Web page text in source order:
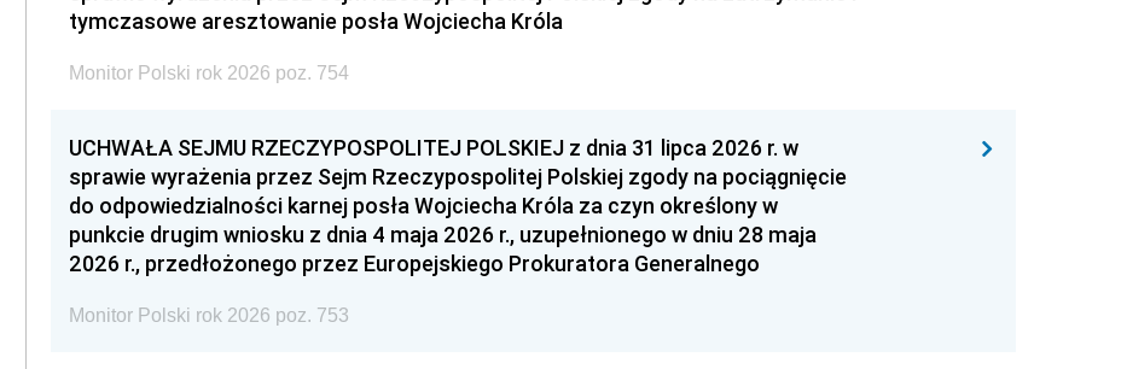
tymczasowe aresztowanie posła Wojciecha Króla
Monitor Polski rok 2026 poz. 754
UCHWAŁA SEJMU RZECZYPOSPOLITEJ POLSKIEJ z dnia 31 lipca 2026 r. w
sprawie wyrażenia przez Sejm Rzeczypospolitej Polskiej zgody na pociągnięcie
do odpowiedzialności karnej posła Wojciecha Króla za czyn określony w
punkcie drugim wniosku z dnia 4 maja 2026 r., uzupełnionego w dniu 28 maja
2026 r., przedłożonego przez Europejskiego Prokuratora Generalnego
Monitor Polski rok 2026 poz. 753